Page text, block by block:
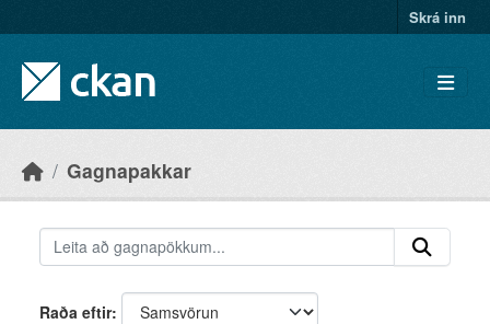
Skrá inn
Gagnapakkar
Raða eftir